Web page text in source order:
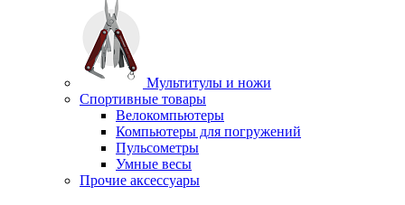
Мультитулы и ножи
Спортивные товары
Велокомпьютеры
Компьютеры для погружений
Пульсометры
Умные весы
Прочие аксессуары